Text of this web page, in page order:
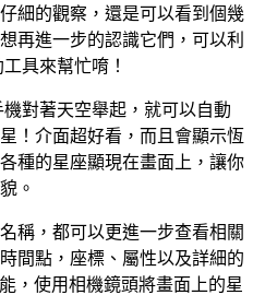
細的觀察，還是可以看到個幾
再進一步的認識它們，可以利
具來幫忙唷！
對著天空舉起，就可以自動
！介面超好看，而且會顯示恆
種的星座顯現在畫面上，讓你
。
稱，都可以更進一步查看相關
間點，座標、屬性以及詳細的
，使用相機鏡頭將畫面上的星